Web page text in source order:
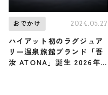
おでかけ 2024.05.27
ハイアット初のラグジュア
リー温泉旅館ブランド「吾
汝 ATONA」誕生 2026年